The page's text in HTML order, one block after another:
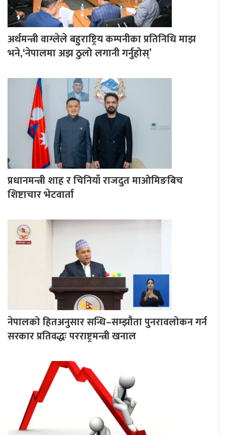
अर्थमन्त्री वाग्लेले बहुराष्ट्रिय कम्पनीका प्रतिनिधि माझ
भने,‘नेपालमा अझ ठुलो लगानी गर्नुहोस्’
प्रधानमन्त्री शाह र चिनियाँ राजदुत माओमिङबिच
शिष्टाचार भेटवार्ता
नेपालको हितअनुसार सन्धि–सम्झौता पुनरावलोकन गर्न
सरकार प्रतिवद्धः परराष्ट्रमन्त्री खनाल